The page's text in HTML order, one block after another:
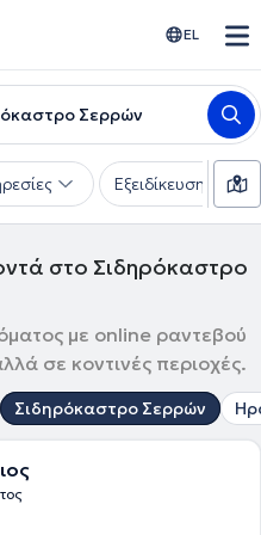
EL
Σερρών
Εξειδίκευση
στο Σιδηρόκαστρο
με online ραντεβού
σε κοντινές περιοχές.
Σιδηρόκαστρο Σερρών